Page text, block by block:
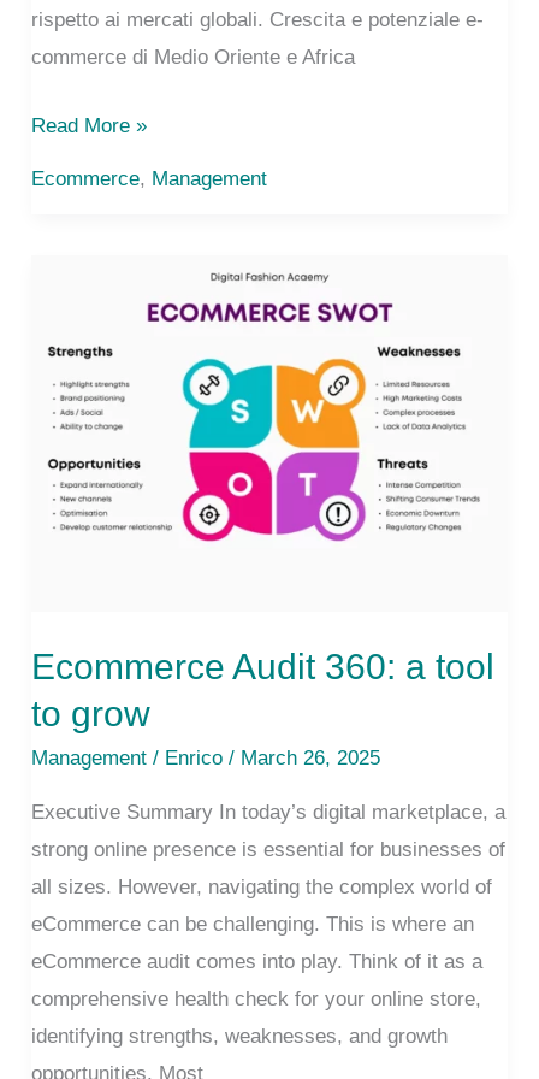
rispetto ai mercati globali. Crescita e potenziale e-
commerce di Medio Oriente e Africa
E-
Read More »
Ecommerce, Management
Ecommerce Audit 360: a tool
to grow
Management / Enrico/ March 26, 2025
Executive Summary In today’s digital marketplace, a
strong online presence is essential for businesses of
all sizes. However, navigating the complex world of
eCommerce can be challenging. This is where an
eCommerce audit comes into play. Think of it as a
comprehensive health check for your online store,
identifying strengths, weaknesses, and growth
opportunities. Most